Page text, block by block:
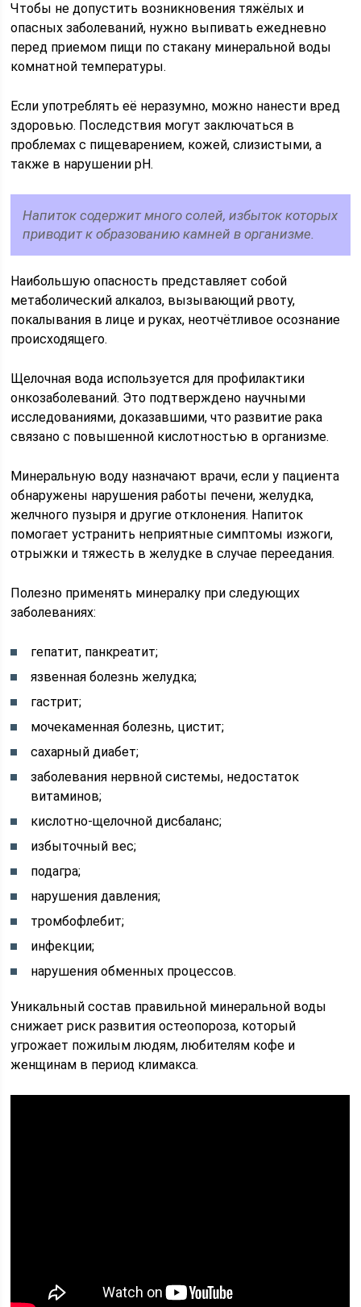
Чтобы не допустить возникновения тяжёлых и
опасных заболеваний, нужно выпивать ежедневно
перед приемом пищи по стакану минеральной воды
комнатной температуры.
Если употреблять её неразумно, можно нанести вред
здоровью. Последствия могут заключаться в
проблемах с пищеварением, кожей, слизистыми, а
также в нарушении pH.
Напиток содержит много солей, избыток которых
приводит к образованию камней в организме.
Наибольшую опасность представляет собой
метаболический алкалоз, вызывающий рвоту,
покалывания в лице и руках, неотчётливое осознание
происходящего.
Щелочная вода используется для профилактики
онкозаболеваний. Это подтверждено научными
исследованиями, доказавшими, что развитие рака
связано с повышенной кислотностью в организме.
Минеральную воду назначают врачи, если у пациента
обнаружены нарушения работы печени, желудка,
желчного пузыря и другие отклонения. Напиток
помогает устранить неприятные симптомы изжоги,
отрыжки и тяжесть в желудке в случае переедания.
Полезно применять минералку при следующих
заболеваниях:
гепатит, панкреатит;
язвенная болезнь желудка;
гастрит;
мочекаменная болезнь, цистит;
сахарный диабет;
заболевания нервной системы, недостаток
витаминов;
кислотно-щелочной дисбаланс;
избыточный вес;
подагра;
нарушения давления;
тромбофлебит;
инфекции;
нарушения обменных процессов.
Уникальный состав правильной минеральной воды
снижает риск развития остеопороза, который
угрожает пожилым людям, любителям кофе и
женщинам в период климакса.